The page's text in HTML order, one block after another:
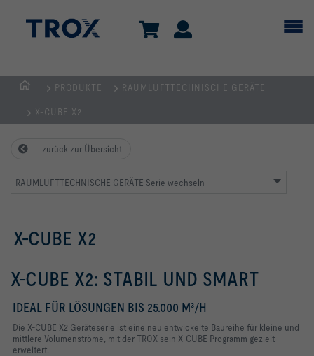
AUSTRIA
CEE
Geräte
zur
und
von
Räumen
PRODUKTE RAUMLUFTTECHNISCHE GERÄTE
X-CUBE X2
zurück zur Übersicht
RAUMLUFTTECHNISCHE GERÄTE Serie wechseln
X-CUBE X2
X-CUBE X2: STABIL UND SMART
IDEAL FÜR LÖSUNGEN BIS 25.000 M³/H
Die X-CUBE X2 Geräteserie ist eine neu entwickelte Baureihe für kleine und
mittlere Volumenströme, mit der TROX sein X-CUBE Programm gezielt
erweitert.